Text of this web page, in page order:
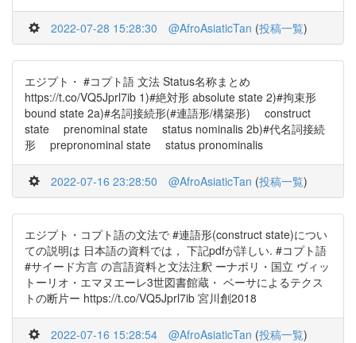
2022-07-28 15:28:30 @AfroAsiaticTan (投稿一覧)
エジプト・ #コプト語 文法 Status名称まとめ
https://t.co/VQ5Jprl7ib 1)#絶対形 absolute state 2)#拘束形
bound state 2a)#名詞接続形(#連語形/構築形) construct
state prenominal state status nominalis 2b)#代名詞接続
形 prepronominal state status pronominalis
2022-07-16 23:28:50 @AfroAsiaticTan (投稿一覧)
エジプト・コプト語の文法で #連語形(construct state)につい
ての説明は 日本語の資料では， 下記pdfが詳しい. #コプト語
#サイード方言 の言語資料と文法注釈 ーナポリ・国立 ヴィッ
トーリオ・エマヌエーレ3世図書館蔵・ ベーサによるテクス
トの断片ー https://t.co/VQ5Jprl7ib 宮川創2018
2022-07-16 15:28:54 @AfroAsiaticTan (投稿一覧)